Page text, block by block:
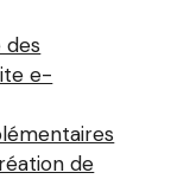
des
e-
de